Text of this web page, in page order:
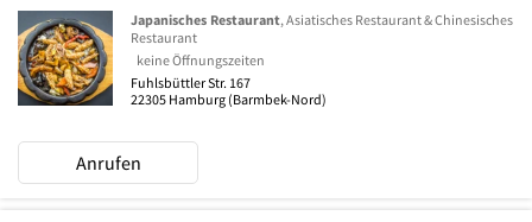
Japanisches Restaurant, Asiatisches Restaurant & Chinesisches
Restaurant
keine Öffnungszeiten
Fuhlsbüttler Str. 167
22305 Hamburg (Barmbek-Nord)
Anrufen